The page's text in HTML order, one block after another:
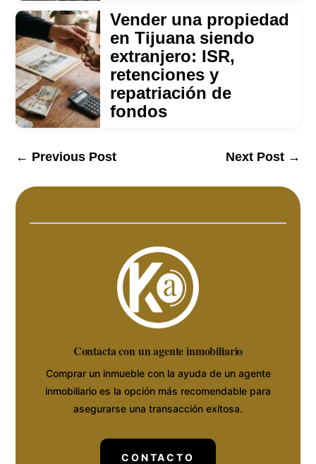
Vender una propiedad
en Tijuana siendo
extranjero: ISR,
retenciones y
repatriación de
fondos
← Previous Post Next Post→
Contacta con un agente inmobiliario
Comprar un inmueble con la ayuda de un agente
inmobiliario es la opción más recomendable para
asegurarse una transacción exitosa.
CONTACTO